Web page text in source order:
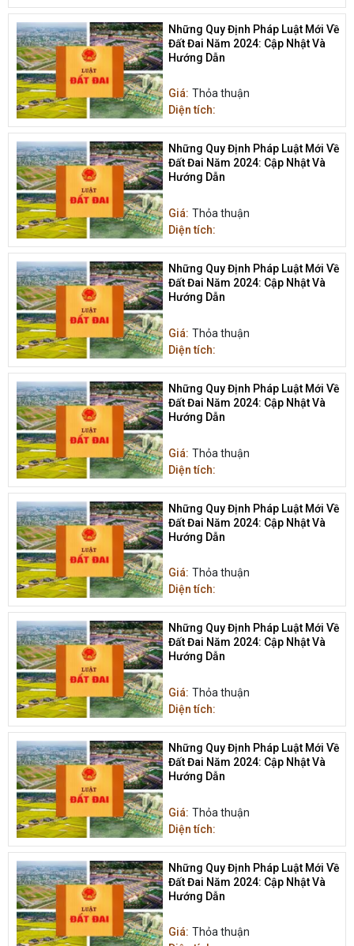
Những Quy Định Pháp Luật Mới Về
Đất Đai Năm 2024: Cập Nhật Và
Hướng Dẫn
Giá: Thỏa thuận
Diện tích:
Những Quy Định Pháp Luật Mới Về
Đất Đai Năm 2024: Cập Nhật Và
Hướng Dẫn
Giá: Thỏa thuận
Diện tích:
Những Quy Định Pháp Luật Mới Về
Đất Đai Năm 2024: Cập Nhật Và
Hướng Dẫn
Giá: Thỏa thuận
Diện tích:
Những Quy Định Pháp Luật Mới Về
Đất Đai Năm 2024: Cập Nhật Và
Hướng Dẫn
Giá: Thỏa thuận
Diện tích:
Những Quy Định Pháp Luật Mới Về
Đất Đai Năm 2024: Cập Nhật Và
Hướng Dẫn
Giá: Thỏa thuận
Diện tích:
Những Quy Định Pháp Luật Mới Về
Đất Đai Năm 2024: Cập Nhật Và
Hướng Dẫn
Giá: Thỏa thuận
Diện tích:
Những Quy Định Pháp Luật Mới Về
Đất Đai Năm 2024: Cập Nhật Và
Hướng Dẫn
Giá: Thỏa thuận
Diện tích:
Những Quy Định Pháp Luật Mới Về
Đất Đai Năm 2024: Cập Nhật Và
Hướng Dẫn
Giá: Thỏa thuận